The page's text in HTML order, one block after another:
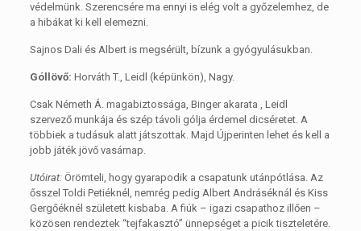
védelmünk. Szerencsére ma ennyi is elég volt a győzelemhez, de
a hibákat ki kell elemezni.
Sajnos Dali és Albert is megsérült, bízunk a gyógyulásukban.
Góllövő: Horváth T., Leidl (képünkön), Nagy.
Csak Németh Á. magabiztossága, Binger akarata , Leidl
szervező munkája és szép távoli gólja érdemel dicséretet. A
többiek a tudásuk alatt játszottak. Majd Újperinten lehet és kell a
jobb játék jövő vasárnap.
Utóirat:Örömteli, hogy gyarapodik a csapatunk utánpótlása. Az
ősszel Toldi Petiéknél, nemrég pedig Albert Andráséknál és Kiss
Gergőéknél született kisbaba. A fiúk – igazi csapathoz illően –
közösen rendeztek “tejfakasztó” ünnepséget a picik tiszteletére.